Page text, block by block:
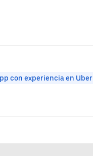
con experiencia en Uber